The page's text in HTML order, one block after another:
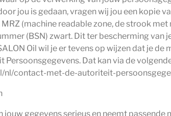
jou is gedaan, vragen wij jou een kopie
(machine readable zone, de strook
(BSN) zwart. Dit ter bescherming van
Oil wil je er tevens op wijzen dat je
Dat kan via de
nl/contact-met-de-autoriteit-
jouw gegevens serieus en neemt